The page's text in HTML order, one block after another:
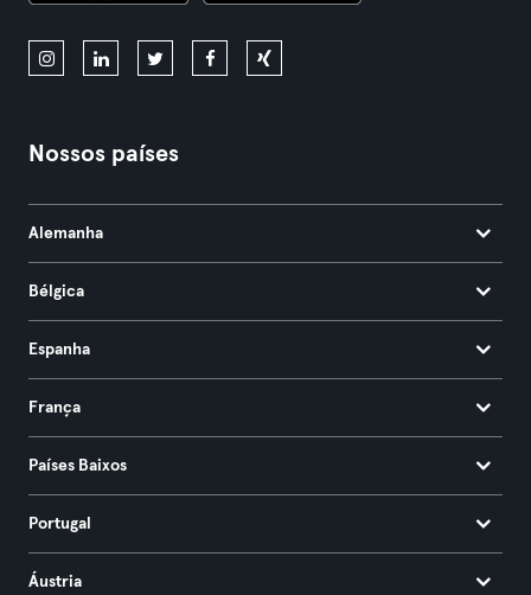
Nossos países
Alemanha
Bélgica
Espanha
França
Países Baixos
Portugal
Áustria